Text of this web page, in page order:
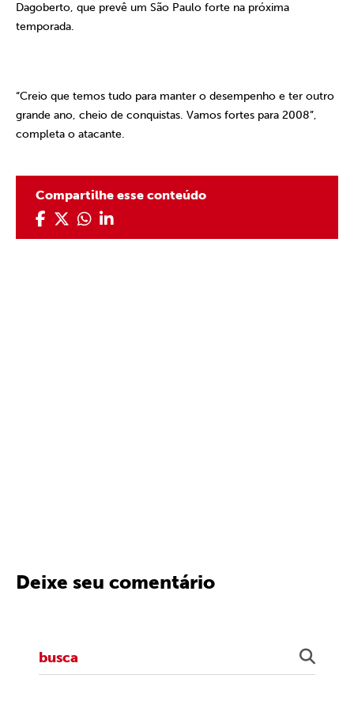
Dagoberto, que prevê um São Paulo forte na próxima
temporada.
“Creio que temos tudo para manter o desempenho e ter outro
grande ano, cheio de conquistas. Vamos fortes para 2008”,
completa o atacante.
Compartilhe esse conteúdo
Deixe seu comentário